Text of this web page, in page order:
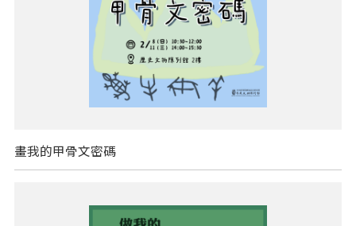
畫我的甲骨文密碼